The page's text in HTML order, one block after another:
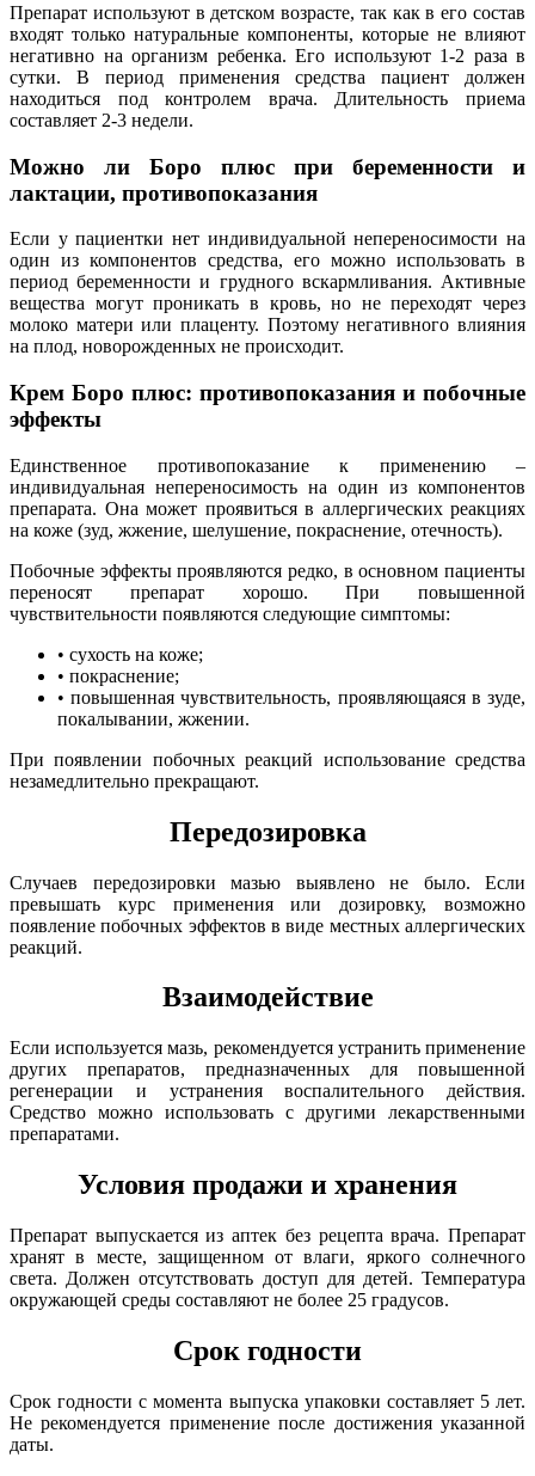
Препарат используют в детском возрасте, так как в его состав
входят только натуральные компоненты, которые не влияют
негативно на организм ребенка. Его используют 1-2 раза в
сутки. В период применения средства пациент должен
находиться под контролем врача. Длительность приема
составляет 2-3 недели.
Можно ли Боро плюс при беременности и
лактации, противопоказания
Если у пациентки нет индивидуальной непереносимости на
один из компонентов средства, его можно использовать в
период беременности и грудного вскармливания. Активные
вещества могут проникать в кровь, но не переходят через
молоко матери или плаценту. Поэтому негативного влияния
на плод, новорожденных не происходит.
Крем Боро плюс: противопоказания и побочные
эффекты
Единственное противопоказание к применению –
индивидуальная непереносимость на один из компонентов
препарата. Она может проявиться в аллергических реакциях
на коже (зуд, жжение, шелушение, покраснение, отечность).
Побочные эффекты проявляются редко, в основном пациенты
переносят препарат хорошо. При повышенной
чувствительности появляются следующие симптомы:
• сухость на коже;
• покраснение;
• повышенная чувствительность, проявляющаяся в зуде,
покалывании, жжении.
При появлении побочных реакций использование средства
незамедлительно прекращают.
Передозировка
Случаев передозировки мазью выявлено не было. Если
превышать курс применения или дозировку, возможно
появление побочных эффектов в виде местных аллергических
реакций.
Взаимодействие
Если используется мазь, рекомендуется устранить применение
других препаратов, предназначенных для повышенной
регенерации и устранения воспалительного действия.
Средство можно использовать с другими лекарственными
препаратами.
Условия продажи и хранения
Препарат выпускается из аптек без рецепта врача. Препарат
хранят в месте, защищенном от влаги, яркого солнечного
света. Должен отсутствовать доступ для детей. Температура
окружающей среды составляют не более 25 градусов.
Срок годности
Срок годности с момента выпуска упаковки составляет 5 лет.
Не рекомендуется применение после достижения указанной
даты.